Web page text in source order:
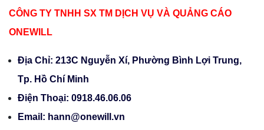
CÔNG TY TNHH SX TM DỊCH VỤ VÀ QUẢNG CÁO
ONEWILL
Địa Chỉ: 213C Nguyễn Xí, Phường Bình Lợi Trung,
Tp. Hồ Chí Minh
Điện Thoại: 0918.46.06.06
Email: hann@onewill.vn